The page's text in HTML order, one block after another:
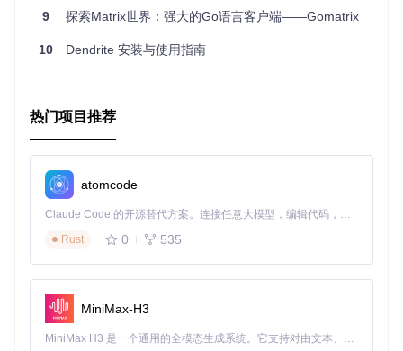
望创建自己的Matrix机器人应用的开发者提供了宝贵资源和灵
感。如果你正寻找一个用于Matrix生态系统的集成解决方案，
Go-NEB的历史记录和设计思路值得深入研究。
9 探索Matrix世界：强大的Go语言客户端——Gomatrix
10 Dendrite 安装与使用指南
热门项目推荐
atomcode
Claude Code 的开源替代方案。连接任意大模型，编辑代码，运行命令，自动验证 — 全自动执行。用 Rust 构建，极致性能。 ｜ An open-source alternative to Claude Code. Connect any LLM, edit code, run commands, and verify changes — autonomously. Built in Rust for speed. Get Started
Rust
0 535
MiniMax-H3
MiniMax H3 是一个通用的全模态生成系统。它支持对由文本、图像、视频和音频组成的多模态上下文进行统一理解，并能生成分辨率高达 2K、时长可达 15 秒的带原生立体声音频的视频。得益于面向任务泛化的系统设计，H3 在预训练阶段就已具备广泛的多模态上下文理解与生成能力，能够出色地执行复杂的多模态指令。